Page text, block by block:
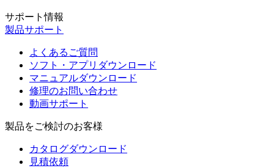
サポート情報
製品サポート
よくあるご質問
ソフト・アプリダウンロード
マニュアルダウンロード
修理のお問い合わせ
動画サポート
製品をご検討のお客様
カタログダウンロード
見積依頼